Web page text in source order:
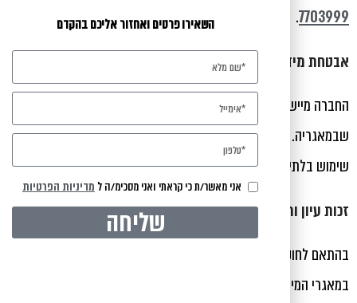
7703999
.
אבטחת מידע
החברה מיישמת אמצעים סבירים ומקובלים לאבטחת המידע
שבמאגריה. עם זאת, לא ניתן להבטיח חסינות מוחלטת מפני חדירות או
שימוש בלתי מורשה.
זכות עיון ותיקון
בהתאם לחוק הגנת הפרטיות, כל אדם זכאי לעיין במידע שנאסף עליו
במאגרי המידע של החברה. מצאת כי המידע אינו נכון, שלם או מדויק –
השאירו פרטים ואחזור אליכם בהקדם
אני מאשר/ת כי קראתי ואני מסכימ/ה ל מדיניות הפרטיות
שליחה